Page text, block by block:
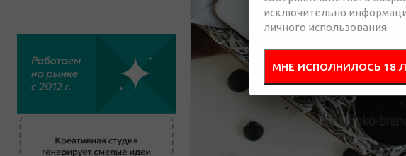
исключительно
личного использования
МНЕ ИСПОЛНИЛОСЬ 18